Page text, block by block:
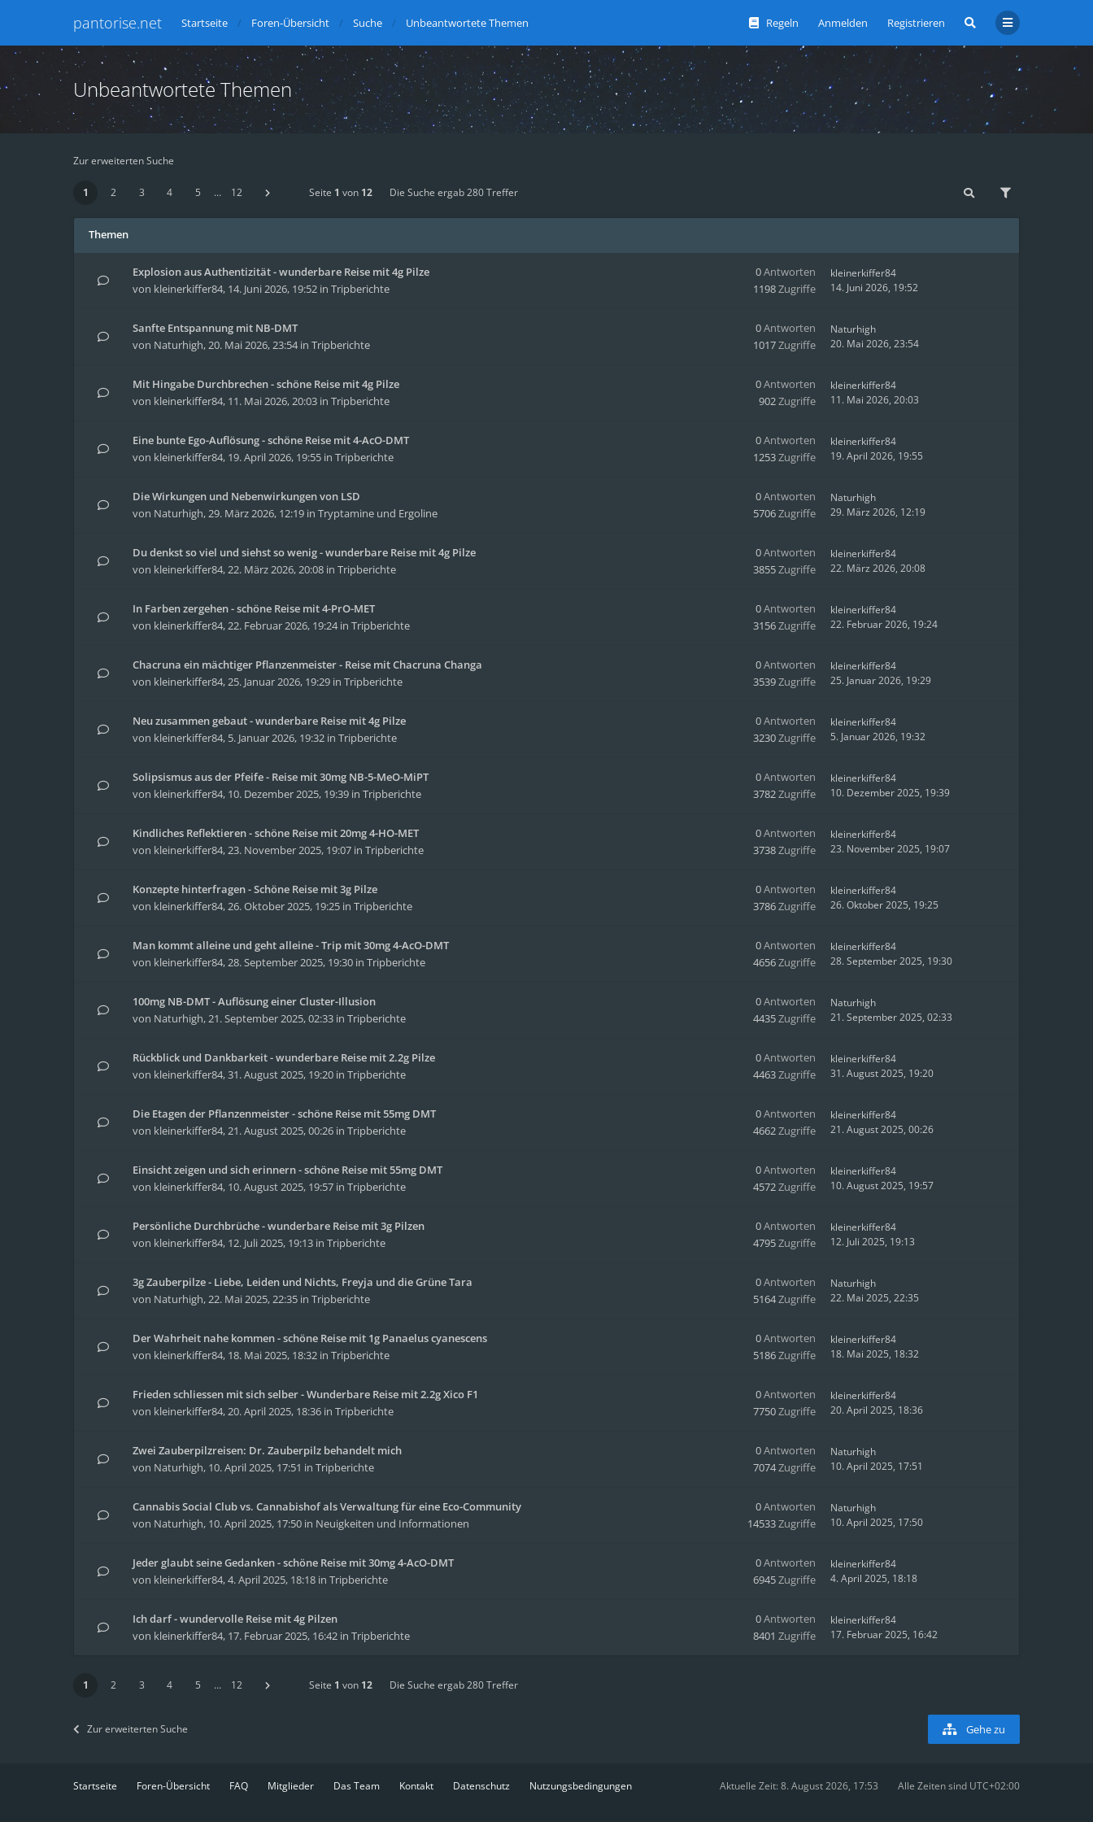
pantorise.net Regeln Anmelden Registrieren
Startseite Foren-Übersicht Suche Unbeantwortete Themen
Unbeantwortete Themen
Zur erweiterten Suche
1 2 3 4 5 … 12 Seite 1 von 12 Die Suche ergab 280 Treffer
Themen
Explosion aus Authentizität - wunderbare Reise mit 4g Pilze
von kleinerkiffer84, 14. Juni 2026, 19:52 in Tripberichte
0Antworten
1198Zugriffe
kleinerkiffer84
14. Juni 2026, 19:52
Sanfte Entspannung mit NB-DMT
von Naturhigh,20. Mai 2026, 23:54in Tripberichte
0Antworten
1017Zugriffe
Naturhigh
20. Mai 2026, 23:54
Mit Hingabe Durchbrechen - schöne Reise mit 4g Pilze
von kleinerkiffer84, 11. Mai 2026, 20:03 in Tripberichte
0Antworten
902Zugriffe
kleinerkiffer84
11. Mai 2026, 20:03
Eine bunte Ego-Auflösung - schöne Reise mit 4-AcO-DMT
von kleinerkiffer84, 19. April 2026, 19:55 in Tripberichte
0Antworten
1253Zugriffe
kleinerkiffer84
19. April 2026, 19:55
Die Wirkungen und Nebenwirkungen von LSD
von Naturhigh,29. März 2026, 12:19 in Tryptamine und Ergoline
0Antworten
5706Zugriffe
Naturhigh
29. März 2026, 12:19
Du denkst so viel und siehst so wenig - wunderbare Reise mit 4g Pilze
von kleinerkiffer84,22. März 2026, 20:08 in Tripberichte
0Antworten
3855Zugriffe
kleinerkiffer84
22. März 2026, 20:08
In Farben zergehen - schöne Reise mit 4-PrO-MET
von kleinerkiffer84,22. Februar 2026, 19:24in Tripberichte
0Antworten
3156Zugriffe
kleinerkiffer84
22. Februar 2026, 19:24
Chacruna ein mächtiger Pflanzenmeister - Reise mit Chacruna Changa
von kleinerkiffer84,25. Januar 2026, 19:29 in Tripberichte
0Antworten
3539Zugriffe
kleinerkiffer84
25. Januar 2026, 19:29
Neu zusammen gebaut - wunderbare Reise mit 4g Pilze
von kleinerkiffer84, 5. Januar 2026, 19:32 in Tripberichte
0Antworten
3230Zugriffe
kleinerkiffer84
5. Januar 2026, 19:32
Solipsismus aus der Pfeife - Reise mit 30mg NB-5-MeO-MiPT
von kleinerkiffer84, 10. Dezember 2025, 19:39 in Tripberichte
0Antworten
3782Zugriffe
kleinerkiffer84
10. Dezember 2025, 19:39
Kindliches Reflektieren - schöne Reise mit 20mg 4-HO-MET
von kleinerkiffer84,23. November 2025, 19:07 in Tripberichte
0Antworten
3738Zugriffe
kleinerkiffer84
23. November 2025, 19:07
Konzepte hinterfragen - Schöne Reise mit 3g Pilze
von kleinerkiffer84,26. Oktober 2025, 19:25 in Tripberichte
0Antworten
3786Zugriffe
kleinerkiffer84
26. Oktober 2025, 19:25
Man kommt alleine und geht alleine - Trip mit 30mg 4-AcO-DMT
von kleinerkiffer84,28. September 2025, 19:30 in Tripberichte
0Antworten
4656Zugriffe
kleinerkiffer84
28. September 2025, 19:30
100mg NB-DMT - Auflösung einer Cluster-Illusion
von Naturhigh,21. September 2025, 02:33 in Tripberichte
0Antworten
4435Zugriffe
Naturhigh
21. September 2025, 02:33
Rückblick und Dankbarkeit - wunderbare Reise mit 2.2g Pilze
von kleinerkiffer84,31. August 2025, 19:20 in Tripberichte
0Antworten
4463Zugriffe
kleinerkiffer84
31. August 2025, 19:20
Die Etagen der Pflanzenmeister - schöne Reise mit 55mg DMT
von kleinerkiffer84,21. August 2025, 00:26 in Tripberichte
0Antworten
4662Zugriffe
kleinerkiffer84
21. August 2025, 00:26
Einsicht zeigen und sich erinnern - schöne Reise mit 55mg DMT
von kleinerkiffer84, 10. August 2025, 19:57 in Tripberichte
0Antworten
4572Zugriffe
kleinerkiffer84
10. August 2025, 19:57
Persönliche Durchbrüche - wunderbare Reise mit 3g Pilzen
von kleinerkiffer84, 12. Juli 2025, 19:13 in Tripberichte
0Antworten
4795Zugriffe
kleinerkiffer84
12. Juli 2025, 19:13
3g Zauberpilze - Liebe, Leiden und Nichts, Freyja und die Grüne Tara
von Naturhigh,22. Mai 2025, 22:35 in Tripberichte
0Antworten
5164Zugriffe
Naturhigh
22. Mai 2025, 22:35
Der Wahrheit nahe kommen - schöne Reise mit 1g Panaelus cyanescens
von kleinerkiffer84, 18. Mai 2025, 18:32 in Tripberichte
0Antworten
5186Zugriffe
kleinerkiffer84
18. Mai 2025, 18:32
Frieden schliessen mit sich selber - Wunderbare Reise mit 2.2g Xico F1
von kleinerkiffer84,20. April 2025, 18:36 in Tripberichte
0Antworten
7750Zugriffe
kleinerkiffer84
20. April 2025, 18:36
Zwei Zauberpilzreisen: Dr. Zauberpilz behandelt mich
von Naturhigh, 10. April 2025, 17:51 in Tripberichte
0Antworten
7074Zugriffe
Naturhigh
10. April 2025, 17:51
Cannabis Social Club vs. Cannabishof als Verwaltung für eine Eco-Community
von Naturhigh, 10. April 2025, 17:50 in Neuigkeiten und Informationen
0Antworten
14533Zugriffe
Naturhigh
10. April 2025, 17:50
Jeder glaubt seine Gedanken - schöne Reise mit 30mg 4-AcO-DMT
von kleinerkiffer84,4. April 2025, 18:18 in Tripberichte
0Antworten
6945Zugriffe
kleinerkiffer84
4. April 2025, 18:18
Ich darf - wundervolle Reise mit 4g Pilzen
von kleinerkiffer84, 17. Februar 2025, 16:42 in Tripberichte
0Antworten
8401 Zugriffe
kleinerkiffer84
17. Februar 2025, 16:42
1 2 3 4 5 … 12 Seite 1 von 12 Die Suche ergab 280 Treffer
Zur erweiterten Suche Gehe zu
Startseite Foren-Übersicht FAQ Mitglieder Das Team Kontakt Datenschutz Nutzungsbedingungen Alle Zeiten sind UTC+02:00
Aktuelle Zeit: 8. August 2026, 17:53